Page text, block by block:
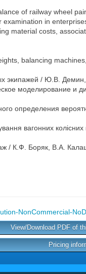
of railway wheel
in
material costs,
balancing
экипажей / Ю.В.
и
определения
вагонних
/ К.Ф. Боряк, В.А.
NonCommercial-
View/Download PDF of
Pricing